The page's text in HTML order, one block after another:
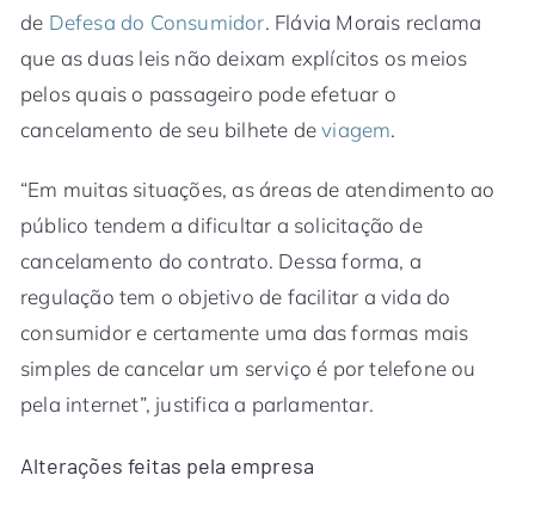
de Defesa do Consumidor. Flávia Morais reclama
que as duas leis não deixam explícitos os meios
pelos quais o passageiro pode efetuar o
cancelamento de seu bilhete deviagem.
“Em muitas situações, as áreas de atendimento ao
público tendem a dificultar a solicitação de
cancelamento do contrato. Dessa forma, a
regulação tem o objetivo de facilitar a vida do
consumidor e certamente uma das formas mais
simples de cancelar um serviço é por telefone ou
pela internet”, justifica a parlamentar.
Alterações feitas pela empresa